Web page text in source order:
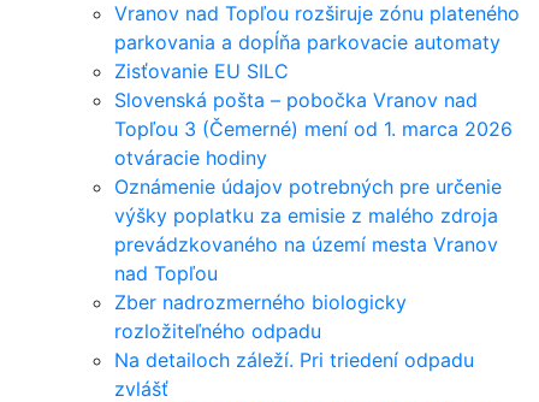
Vranov nad Topľou rozširuje zónu plateného
parkovania a dopĺňa parkovacie automaty
Zisťovanie EU SILC
Slovenská pošta – pobočka Vranov nad
Topľou 3 (Čemerné) mení od 1. marca 2026
otváracie hodiny
Oznámenie údajov potrebných pre určenie
výšky poplatku za emisie z malého zdroja
prevádzkovaného na území mesta Vranov
nad Topľou
Zber nadrozmerného biologicky
rozložiteľného odpadu
Na detailoch záleží. Pri triedení odpadu
zvlášť